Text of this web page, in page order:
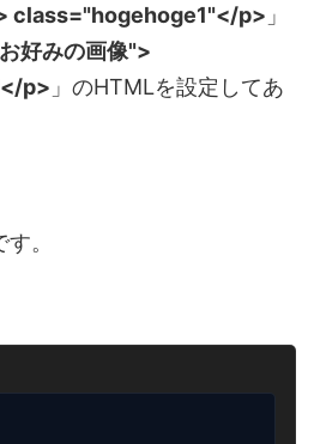
class="hogehoge1"</p> 」
好みの画像">
p> 」のHTMLを設定してあ
。